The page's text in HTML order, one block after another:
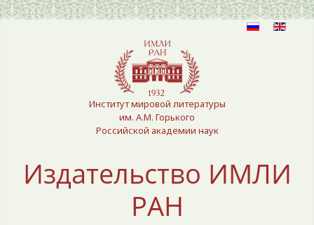
Выберите язык
Институт мировой литературы
им. А.М. Горького
Российской академии наук
Издательство ИМЛИ
РАН